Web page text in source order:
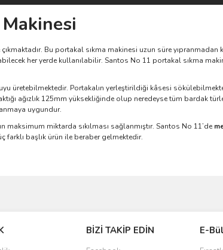
Bu portakal sıkma makinesi uzun süre
her yerde kullanılabilir. Santos No 11 portakal sıkma
üretebilmektedir. Portakalın yerleştirildiği kâsesi
ağızlık 125mm yüksekliğinde olup neredeyse tüm bardak
uygundur.
miktarda sıkılması sağlanmıştır. Santos No 11’de
farklı başlık ürün ile beraber gelmektedir.
BİZİ TAKİP EDİN E-